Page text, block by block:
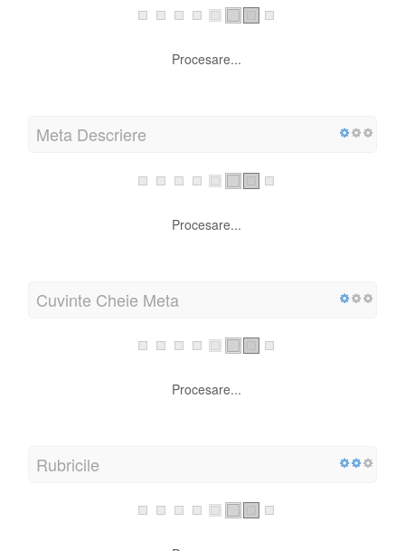
Procesare...
Meta Descriere
Procesare...
Cuvinte Cheie Meta
Procesare...
Rubricile